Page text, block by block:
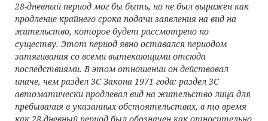
28-дневный период мог бы быть, но не был выражен как
продление крайнего срока подачи заявления на вид на
жительство, которое будет рассмотрено по
существу. Этот период явно оставался периодом
затягивания со всеми вытекающими отсюда
последствиями. В этом отношении он действовал
иначе, чем раздел 3C Закона 1971 года: раздел 3C
автоматически продлевал вид на жительство лица для
пребывания в указанных обстоятельствах, в то время